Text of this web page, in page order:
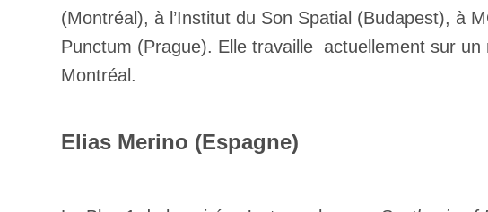
(Montréal), à l’Institut du Son Spatial (Budapest), à
Punctum (Prague). Elle travaille actuellement sur
Montréal.
Elias Merino (Espagne)